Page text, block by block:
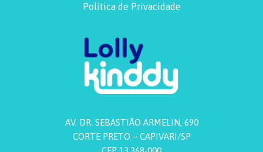
Política de Privacidade
AV. DR. SEBASTIÃO ARMELIN, 690
CORTE PRETO – CAPIVARI/SP